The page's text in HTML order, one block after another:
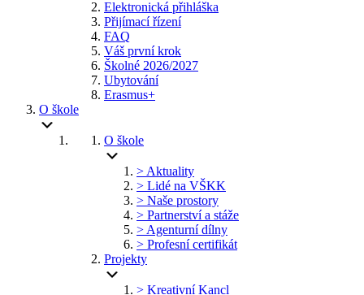
Elektronická přihláška
Přijímací řízení
FAQ
Váš první krok
Školné 2026/2027
Ubytování
Erasmus+
O škole
O škole
> Aktuality
> Lidé na VŠKK
> Naše prostory
> Partnerství a stáže
> Agenturní dílny
> Profesní certifikát
Projekty
> Kreativní Kancl